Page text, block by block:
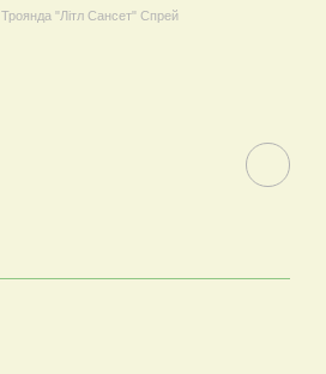
Троянда "Літл Сансет" Спрей